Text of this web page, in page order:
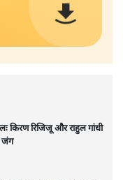
किरण रिजिजू और राहुल गांधी
जंग